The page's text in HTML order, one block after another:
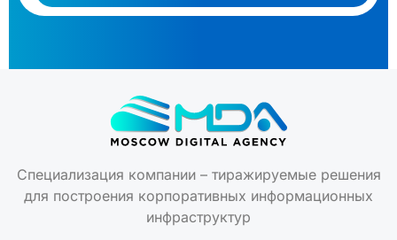
Специализация компании – тиражируемые решения
для построения корпоративных информационных
инфраструктур